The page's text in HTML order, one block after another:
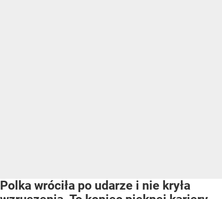
Polka wróciła po udarze i nie kryła